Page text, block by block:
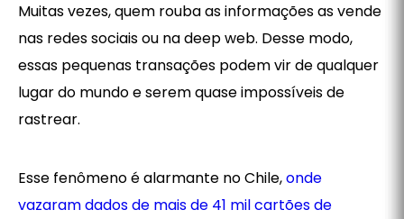
Muitas vezes, quem rouba as informações as vende
nas redes sociais ou na deep web. Desse modo,
essas pequenas transações podem vir de qualquer
lugar do mundo e serem quase impossíveis de
rastrear.
Esse fenômeno é alarmante no Chile,onde
vazaram dados de mais de 41 mil cartões de